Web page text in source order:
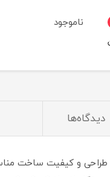
ناموجود
دیدگاه‌ها
و کیفیت ساخت